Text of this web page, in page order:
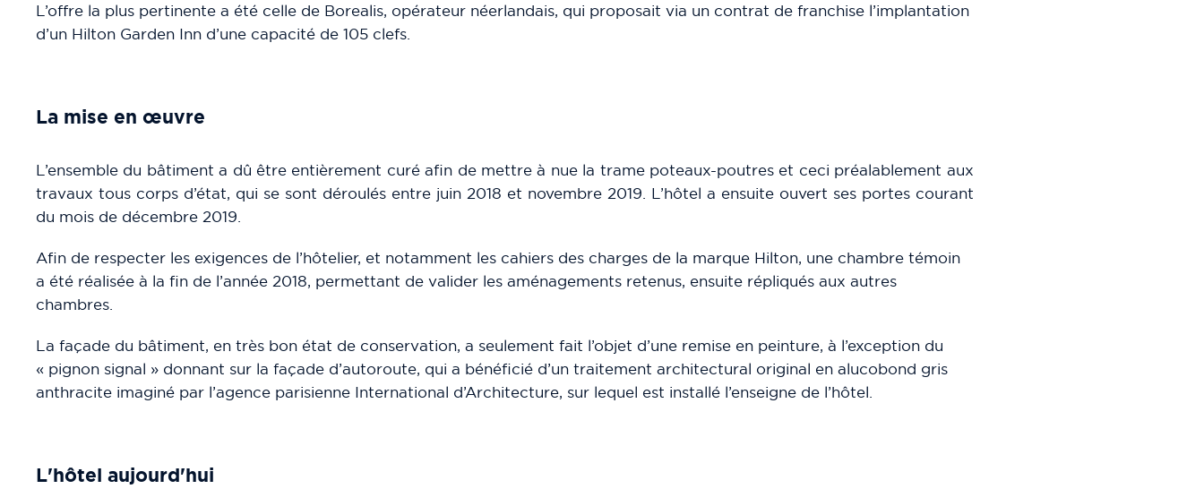
L’offre la plus pertinente a été celle de Borealis, opérateur néerlandais, qui proposait via un contrat de franchise l’implantation
d’un Hilton Garden Inn d’une capacité de 105 clefs.
La mise en œuvre
L’ensemble du bâtiment a dû être entièrement curé afin de mettre à nue la trame poteaux-poutres et ceci préalablement aux
travaux tous corps d’état, qui se sont déroulés entre juin 2018 et novembre 2019. L’hôtel a ensuite ouvert ses portes courant
du mois de décembre 2019.
Afin de respecter les exigences de l’hôtelier, et notamment les cahiers des charges de la marque Hilton, une chambre témoin
a été réalisée à la fin de l’année 2018, permettant de valider les aménagements retenus, ensuite répliqués aux autres
chambres.
La façade du bâtiment, en très bon état de conservation, a seulement fait l’objet d’une remise en peinture, à l’exception du
« pignon signal » donnant sur la façade d’autoroute, qui a bénéficié d’un traitement architectural original en alucobond gris
anthracite imaginé par l’agence parisienne International d’Architecture, sur lequel est installé l’enseigne de l’hôtel.
L'hôtel aujourd'hui